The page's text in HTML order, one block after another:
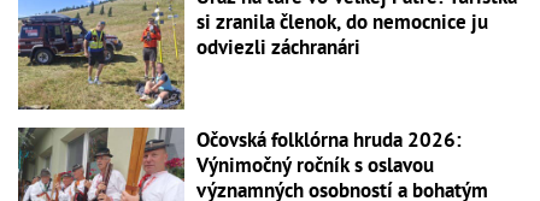
si zranila členok, do nemocnice ju
odviezli záchranári
Očovská folklórna hruda 2026:
Výnimočný ročník s oslavou
významných osobností a bohatým